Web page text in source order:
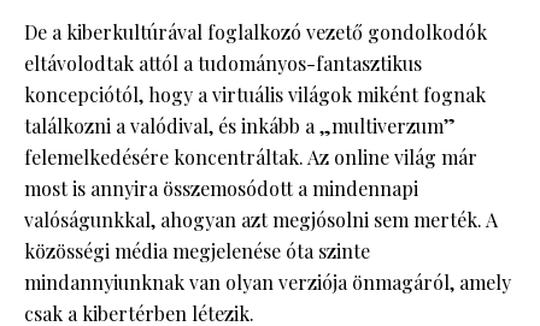
De a kiberkultúrával foglalkozó vezető gondolkodók
eltávolodtak attól a tudományos-fantasztikus
koncepciótól, hogy a virtuális világok miként fognak
találkozni a valódival, és inkább a „multiverzum”
felemelkedésére koncentráltak. Az online világ már
most is annyira összemosódott a mindennapi
valóságunkkal, ahogyan azt megjósolni sem merték. A
közösségi média megjelenése óta szinte
mindannyiunknak van olyan verziója önmagáról, amely
csak a kibertérben létezik.